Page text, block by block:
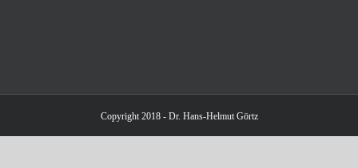
Copyright 2018 - Dr. Hans-Helmut Görtz